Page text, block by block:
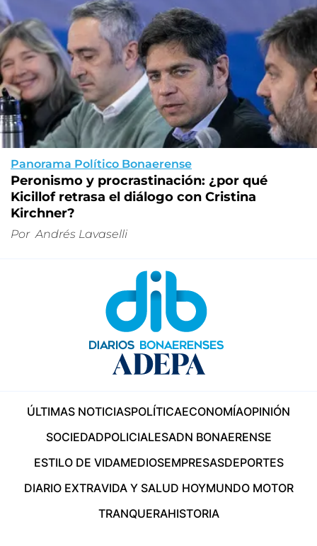
Panorama Político Bonaerense
Peronismo y procrastinación: ¿por qué
Kicillof retrasa el diálogo con Cristina
Kirchner?
Por Andrés Lavaselli
ÚLTIMAS NOTICIASPOLÍTICAECONOMÍAOPINIÓN
SOCIEDADPOLICIALESADN BONAERENSE
ESTILO DE VIDAMEDIOSEMPRESASDEPORTES
DIARIO EXTRAVIDA Y SALUD HOYMUNDO MOTOR
TRANQUERAHISTORIA